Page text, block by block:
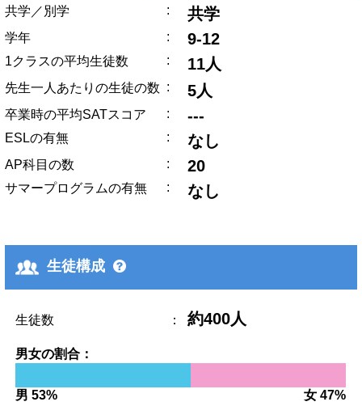
共学／別学 : 共学
学年 : 9-12
1クラスの平均生徒数 : 11人
先生一人あたりの生徒の数 : 5人
卒業時の平均SATスコア : ---
ESLの有無 : なし
AP科目の数 : 20
サマープログラムの有無 : なし
生徒構成
生徒数 ： 約400人
男女の割合：
男 53% 女 47%